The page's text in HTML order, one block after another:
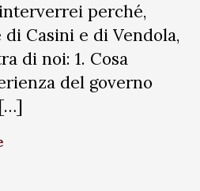
perché,
Casini e di Vendola,
di noi: 1. Cosa
del governo